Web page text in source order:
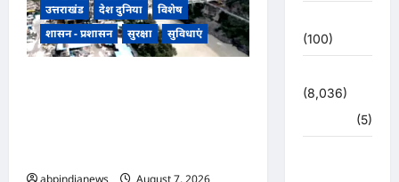
उत्तराखंड देश दुनिया
विशेष
शासन - प्रशासन
सुरक्षा सुविधाएं
abpindianews August 7, 2026
(100)
(8,036)
(5)